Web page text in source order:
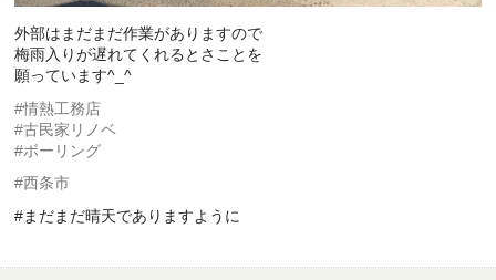
外部はまだまだ作業がありますので
梅雨入りが遅れてくれるとさことを
願っています^_^
#情熱工務店
#古民家リノベ
#ボーリング
#西条市
#まだまだ晴天でありますように